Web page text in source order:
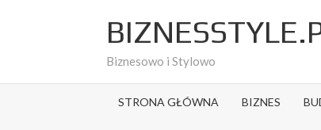
Biznesowo i Stylowo
STRONA GŁÓWNA BIZNES